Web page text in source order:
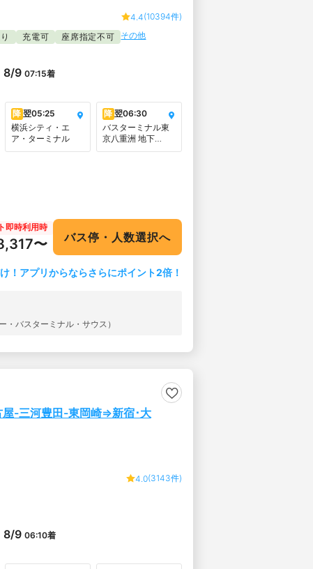
4.4(10394件)
充電可 座席指定不可 その他
8/9 07:15着
降 翌05:25
横浜シティ・エ
ア・ターミナル
降 翌06:30
バスターミナル東
京八重洲 地下
【B】おりば
即時利用時
〜 バス停・人数選択へ
！アプリからならさらにポイント2倍！
バスターミナル・サウス）
-三河豊田-東岡崎⇒新宿･大
4.0(3143件)
8/9 06:10着